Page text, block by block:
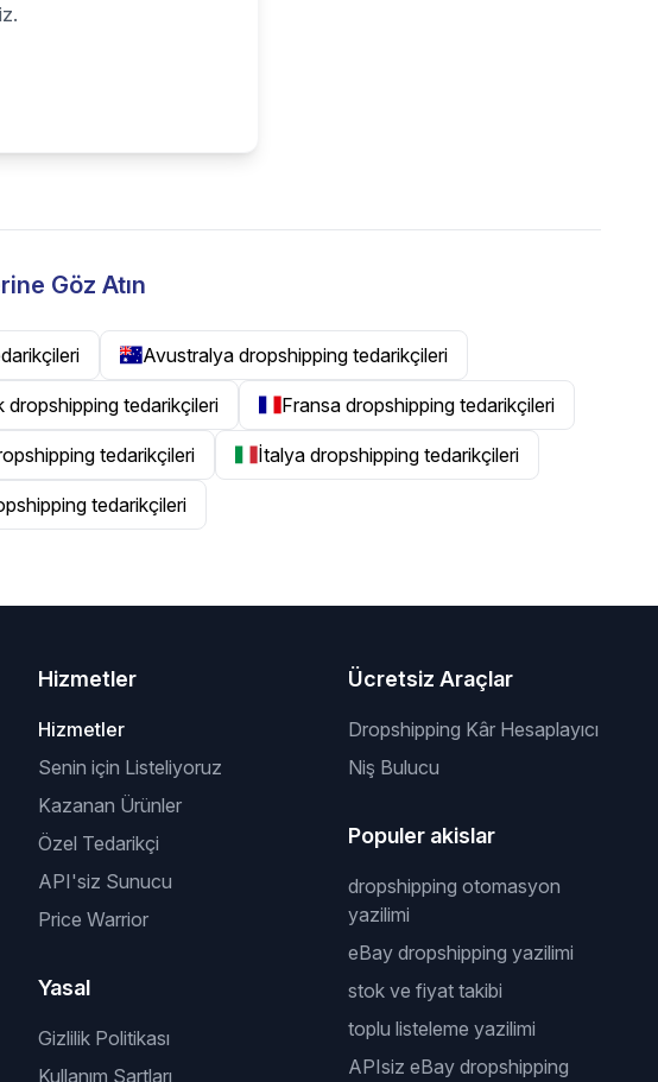
Göz Atın
Avustralya dropshipping tedarikçileri
dropshipping tedarikçileri Fransa dropshipping tedarikçileri
tedarikçileri İtalya dropshipping tedarikçileri
tedarikçileri
Hizmetler
Hizmetler
Senin için Listeliyoruz
Kazanan Ürünler
Özel Tedarikçi
API'siz Sunucu
Price Warrior
Yasal
Gizlilik Politikası
Kullanım Şartları
Ücretsiz Araçlar
Dropshipping Kâr Hesaplayıcı
Niş Bulucu
Populer akislar
dropshipping otomasyon
yazilimi
eBay dropshipping yazilimi
stok ve fiyat takibi
toplu listeleme yazilimi
APIsiz eBay dropshipping